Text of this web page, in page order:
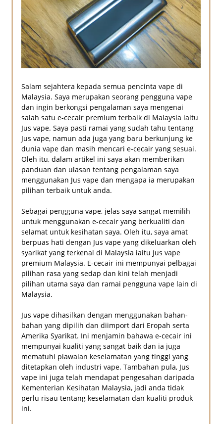
Salam sejahtera kepada semua pencinta vape di
Malaysia. Saya merupakan seorang pengguna vape
dan ingin berkongsi pengalaman saya mengenai
salah satu e-cecair premium terbaik di Malaysia iaitu
Jus vape. Saya pasti ramai yang sudah tahu tentang
Jus vape, namun ada juga yang baru berkunjung ke
dunia vape dan masih mencari e-cecair yang sesuai.
Oleh itu, dalam artikel ini saya akan memberikan
panduan dan ulasan tentang pengalaman saya
menggunakan Jus vape dan mengapa ia merupakan
pilihan terbaik untuk anda.
Sebagai pengguna vape, jelas saya sangat memilih
untuk menggunakan e-cecair yang berkualiti dan
selamat untuk kesihatan saya. Oleh itu, saya amat
berpuas hati dengan Jus vape yang dikeluarkan oleh
syarikat yang terkenal di Malaysia iaitu Jus vape
premium Malaysia. E-cecair ini mempunyai pelbagai
pilihan rasa yang sedap dan kini telah menjadi
pilihan utama saya dan ramai pengguna vape lain di
Malaysia.
Jus vape dihasilkan dengan menggunakan bahan-
bahan yang dipilih dan diimport dari Eropah serta
Amerika Syarikat. Ini menjamin bahawa e-cecair ini
mempunyai kualiti yang sangat baik dan ia juga
mematuhi piawaian keselamatan yang tinggi yang
ditetapkan oleh industri vape. Tambahan pula, Jus
vape ini juga telah mendapat pengesahan daripada
Kementerian Kesihatan Malaysia, jadi anda tidak
perlu risau tentang keselamatan dan kualiti produk
ini.